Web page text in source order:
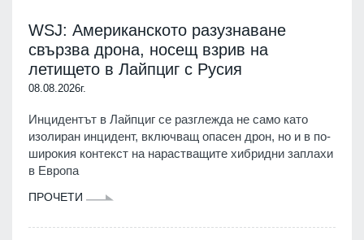
WSJ: Американското разузнаване
свързва дрона, носещ взрив на
летището в Лайпциг с Русия
08.08.2026г.
Инцидентът в Лайпциг се разглежда не само като
изолиран инцидент, включващ опасен дрон, но и в по-
широкия контекст на нарастващите хибридни заплахи
в Европа
ПРОЧЕТИ